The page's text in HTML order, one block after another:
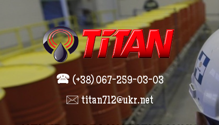
🕿 (+38) 067-259-03-03
🖂 titan712@ukr.net